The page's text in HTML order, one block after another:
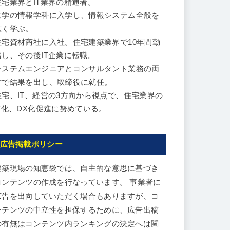
宅業界とIT業界の精通者。
学の情報学科に入学し、情報システム全般を
学ぶ。
宅資材商社に入社。住宅建築業界で10年間勤
し、その後IT企業に転職。
ステムエンジニアとコンサルタント業務の両
で結果を出し、取締役に就任。
宅、IT、経営の3方向から視点で、住宅業界の
、DX化促進に努めている。
広告掲載ポリシー
築現場の知恵袋では、自主的な意思に基づき
ンテンツの作成を行なっています。 事業者に
告を出向していただく場合もありますが、コ
テンツの中立性を担保するために、広告出稿
有無はコンテンツ内ランキングの決定へは関